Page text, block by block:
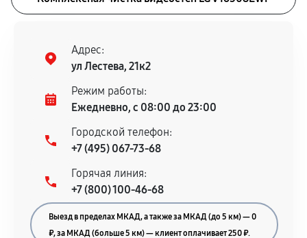
Адрес:
ул Лестева, 21к2
Режим работы:
Ежедневно, с 08:00 до 23:00
Городской телефон:
+7 (495) 067-73-68
Горячая линия:
+7 (800) 100-46-68
Выезд в пределах МКАД, а также за МКАД (до 5 км) — 0
₽, за МКАД (больше 5 км) — клиент оплачивает 250 ₽.